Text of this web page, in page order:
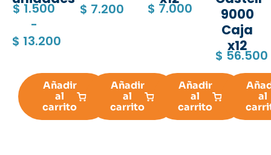
$1.500
-
$ 13.200
Añadir
al
carrito
$ 7.200
Añadir
al
carrito
$ 7.000
Añadir
al
carrito
9000
Caja
x12
$ 56.500
al